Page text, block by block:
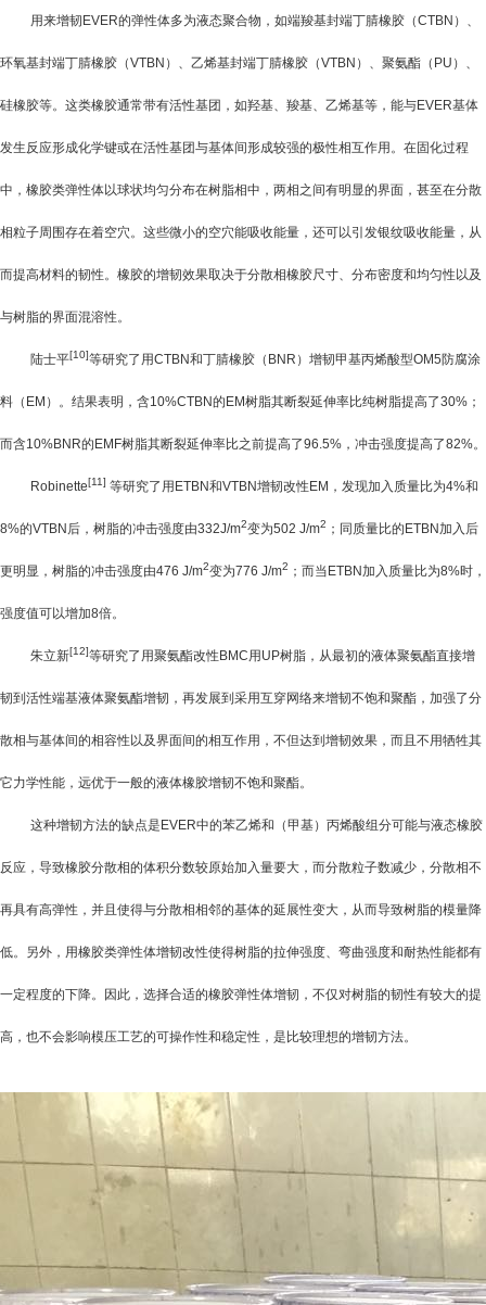
用来增韧 EVER的弹性体多为液态聚合物，如端羧基封端丁腈橡胶（CTBN ）、
环氧基封端丁腈橡胶（VTBN ）、乙烯基封端丁腈橡胶（VTBN ）、聚氨酯（ PU ）、
硅橡胶等。这类橡胶通常带有活性基团，如羟基、羧基、乙烯基等，能与EVER基体
发生反应形成化学键或在活性基团与基体间形成较强的极性相互作用。在固化过程
中，橡胶类弹性体以球状均匀分布在树脂相中，两相之间有明显的界面，甚至在分散
相粒子周围存在着空穴。这些微小的空穴能吸收能量，还可以引发银纹吸收能量，从
而提高材料的韧性。橡胶的增韧效果取决于分散相橡胶尺寸、分布密度和均匀性以及
与树脂的界面混溶性。
陆士平[10]等研究了用CTBN和丁腈橡胶（ BNR ）增韧甲基丙烯酸型OM5防腐涂
料（ EM ）。结果表明，含10%CTBN的 EM树脂其断裂延伸率比纯树脂提高了30% ；
而含10%BNR的 EMF树脂其断裂延伸率比之前提高了96.5% ，冲击强度提高了82%。
Robinette[11] 等研究了用 ETBN和VTBN增韧改性 EM ，发现加入质量比为4%和
8%的VTBN 后，树脂的冲击强度由332J/m2变为502 J/m2 ；同质量比的 ETBN加入后
更明显，树脂的冲击强度由476 J/m2变为776 J/m2 ；而当 ETBN加入质量比为8%时，
强度值可以增加8倍。
朱立新[12]等研究了用聚氨酯改性 BMC用 UP树脂，从最初的液体聚氨酯直接增
韧到活性端基液体聚氨酯增韧，再发展到采用互穿网络来增韧不饱和聚酯，加强了分
散相与基体间的相容性以及界面间的相互作用，不但达到增韧效果，而且不用牺牲其
它力学性能，远优于一般的液体橡胶增韧不饱和聚酯。
这种增韧方法的缺点是 EVER中的苯乙烯和（甲基）丙烯酸组分可能与液态橡胶
反应，导致橡胶分散相的体积分数较原始加入量要大，而分散粒子数减少，分散相不
再具有高弹性，并且使得与分散相相邻的基体的延展性变大，从而导致树脂的模量降
低。另外，用橡胶类弹性体增韧改性使得树脂的拉伸强度、弯曲强度和耐热性能都有
一定程度的下降。因此，选择合适的橡胶弹性体增韧，不仅对树脂的韧性有较大的提
高，也不会影响模压工艺的可操作性和稳定性，是比较理想的增韧方法。